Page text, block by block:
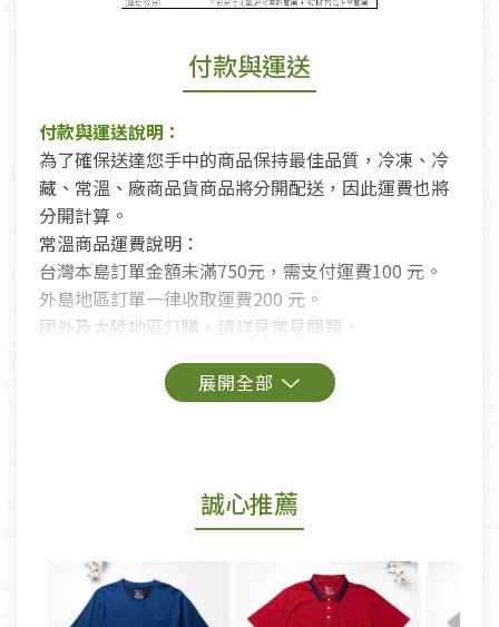
付款與運送
付款與運送說明：
為了確保送達您手中的商品保持最佳品質，冷凍、冷
藏、常溫、廠商品貨商品將分開配送，因此運費也將
分開計算。
常溫商品運費說明：
台灣本島訂單金額未滿750元，需支付運費100 元。
外島地區訂單一律收取運費200 元。
國外及大陸地區訂購，請詳見常見問題。
鑑賞期商品說明：
若您購買的商品有下列「不適用七天鑑賞期商品」情
形者，除商品瑕疵以外，恕不接受退換貨.
依消保法之規定提供該商品七天免費鑑賞期(含例假
日)的服務，原則上若商品未經使用或被汙損(除商品
瑕疵)，一般皆可申請退換貨。
誠心推薦